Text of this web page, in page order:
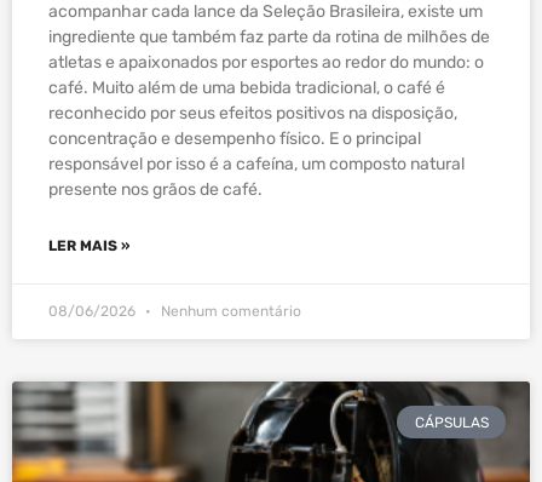
acompanhar cada lance da Seleção Brasileira, existe um
ingrediente que também faz parte da rotina de milhões de
atletas e apaixonados por esportes ao redor do mundo: o
café. Muito além de uma bebida tradicional, o café é
reconhecido por seus efeitos positivos na disposição,
concentração e desempenho físico. E o principal
responsável por isso é a cafeína, um composto natural
presente nos grãos de café.
LER MAIS »
08/06/2026 Nenhum comentário
CÁPSULAS